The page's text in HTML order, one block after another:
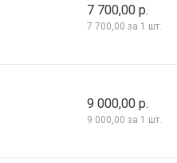
7 700,00 р.
7 700,00 за 1 шт.
9 000,00 р.
9 000,00 за 1 шт.